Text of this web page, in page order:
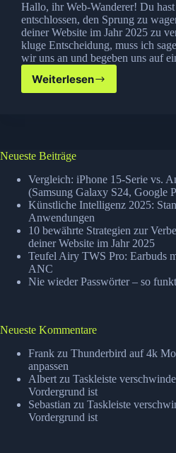
Hallo, ihr Web-Wanderer! Du
entschlossen, den Sprung zu
deiner Website im Jahr 2025 zu
kluge Entscheidung, muss ich
wir uns an und begeben uns auf
Weiterlesen
10
der
SEO
deiner
Website
im
Jahr
2025
Neueste Beiträge
Vergleich: iPhone 15-Serie vs.
(Samsung Galaxy S24, Google
Künstliche Intelligenz 2025:
Anwendungen
10 bewährte Strategien zur
deiner Website im Jahr 2025
Teufel Airy TWS Pro: Earbuds
ANC
Nie wieder Passwörter – so
Neueste Kommentare
Frank zu Thunderbird auf 4k
anpassen
Albert zu Taskleiste
Vordergrund ist
Sebastian zu Taskleiste
Vordergrund ist